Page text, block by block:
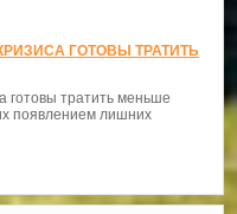
ГОТОВЫ ТРАТИТЬ
готовы тратить меньше
появлением лишних